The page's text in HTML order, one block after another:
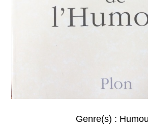
Genre(s) :